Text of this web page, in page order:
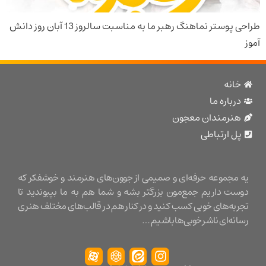
طراحی پوستر نماهنگ رهبر ما به مناسبت سالروز 13 آبان روز دانش
ما
معجون
ارتباطی
حرفه‌ای و صمیمی از جوون‌های هنرمند و خوشفکر که
داریم جمع‌مون بزرگتر بشه و شما هم به ما بپیوندید تا
خوبی کسب کنید و در کنار هم در قالب‌های مختلف هنری
ناشر خوبی‌ها باشیم …